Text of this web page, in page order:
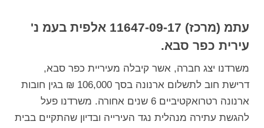
עתמ (מרכז) 11647-09-17 אלפית בעמ נ'
עירית כפר סבא.
משרדנו יצג חברה, אשר קיבלה מעיריית כפר סבא,
דרישת חוב לתשלום ארנונה בסך 106,000 ₪ בגין חובות
ארנונה רטרואקטיביים 6 שנים אחורה. משרדנו פעל
להגשת עתירה מנהלית נגד העירייה ובדיון שהתקיים בבית